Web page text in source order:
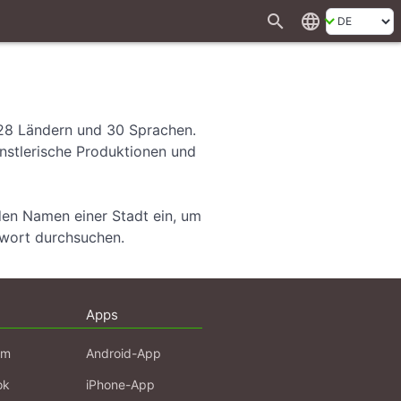
search language
Ländern und 30 Sprachen.
Produktionen und
Namen einer Stadt ein, um
durchsuchen.
Apps
Android-App
iPhone-App